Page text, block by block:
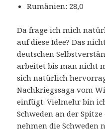
Rumänien: 28,0
Da frage ich mich
auf diese Idee? Das
deutschen
arbeitet bis man nicht
sich natürlich
Nachkriegssaga vom
einfügt. Vielmehr bin
Schweden an der
nehmen die Schweden